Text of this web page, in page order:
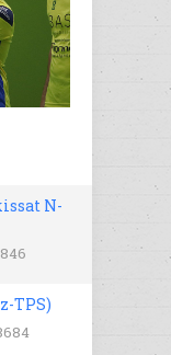
N-
TPS)